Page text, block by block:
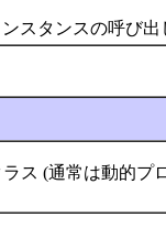
タンスの呼び出
(通常は動的プ